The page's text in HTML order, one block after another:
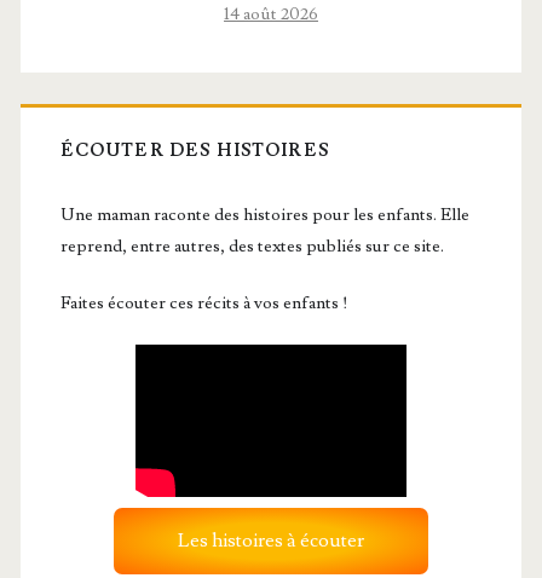
14 août 2026
ÉCOUTER DES HISTOIRES
Une maman raconte des histoires pour les enfants. Elle
reprend, entre autres, des textes publiés sur ce site.
Faites écouter ces récits à vos enfants !
Les histoires à écouter